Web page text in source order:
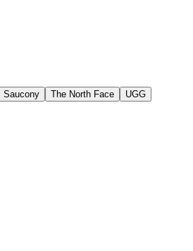
Saucony The North Face
UGG